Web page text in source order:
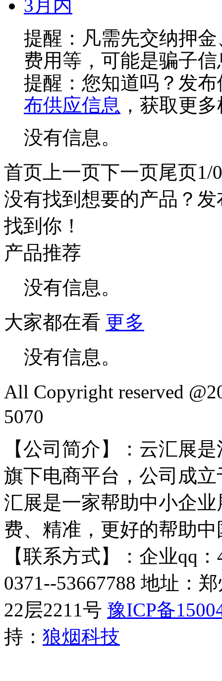
3月内
提醒：凡需先交纳押
费用等，可能是骗子
提醒：您知道吗？发
布供应信息 ，获取更
没有信息。
首页 上一页下一页尾页1/
没有找到想要的产品？
找到你！
产品推荐
没有信息。
大家都在看 更多
没有信息。
All Copyright reserved
5070
【公司简介】：云汇展
旗下电商平台，公司成
汇展是一家帮助中小企
费、精准，更好的帮助
【联系方式】：企业qq
0371--53667788 地址：
22层2211号​ 豫ICP备
持： 狼烟科技